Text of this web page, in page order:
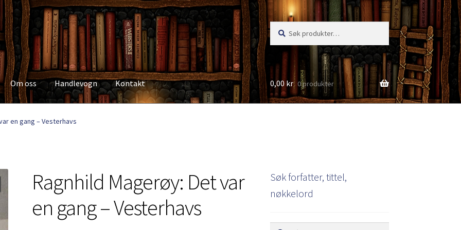
Søk
etter:
Søk
Om oss Handlevogn Kontakt
Kategorier Kjøpsvilkår
0,00 kr 0 produkter
en gang – Vesterhavs
Ragnhild Magerøy: Det var
en gang – Vesterhavs
Søk forfatter, tittel,
nøkkelord
Søk